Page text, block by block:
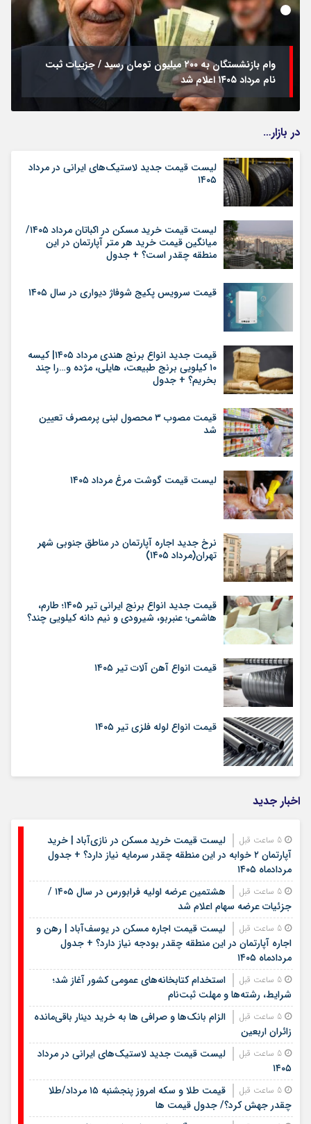
وام بازنشستگان به ۲۰۰ میلیون تومان رسید / جزییات ثبت
نام مرداد ۱۴۰۵ اعلام شد
در بازار…
لیست قیمت جدید لاستیک‌های ایرانی در مرداد
۱۴۰۵
لیست قیمت خرید مسکن در اکباتان مرداد ۱۴۰۵/
میانگین قیمت خرید هر متر آپارتمان در این
منطقه چقدر است؟ + جدول
قیمت سرویس پکیج شوفاژ دیواری در سال ۱۴۰۵
قیمت جدید انواع برنج هندی مرداد ۱۴۰۵| کیسه
۱۰ کیلویی برنج طبیعت، هایلی، مژده و…را چند
بخریم؟ + جدول
قیمت مصوب ۳ محصول لبنی پرمصرف تعیین
شد
لیست قیمت گوشت مرغ مرداد ۱۴۰۵
نرخ جدید اجاره آپارتمان در مناطق جنوبی شهر
تهران(مرداد ۱۴۰۵)
قیمت جدید انواع برنج ایرانی تیر ۱۴۰۵؛ طارم،
هاشمی؛ عنبربو، شیرودی و نیم دانه کیلویی چند؟
قیمت انواع آهن آلات تیر ۱۴۰۵
قیمت انواع لوله فلزی تیر ۱۴۰۵
اخبار جدید
لیست قیمت خرید مسکن در نازی‌آباد | خرید
آپارتمان ۲ خوابه در این منطقه چقدر سرمایه نیاز دارد؟ + جدول
مردادماه ۱۴۰۵
هشتمین عرضه اولیه فرابورس در سال ۱۴۰۵ /
جزئیات عرضه سهام اعلام شد
لیست قیمت اجاره مسکن در یوسف‌آباد | رهن و
اجاره آپارتمان در این منطقه چقدر بودجه نیاز دارد؟ + جدول
مردادماه ۱۴۰۵
استخدام کتابخانه‌های عمومی کشور آغاز شد؛
شرایط، رشته‌ها و مهلت ثبت‌نام
الزام بانک‌ها و صرافی ها به خرید دینار باقی‌مانده
زائران اربعین
لیست قیمت جدید لاستیک‌های ایرانی در مرداد
۱۴۰۵
قیمت طلا و سکه امروز پنجشنبه ۱۵ مرداد/طلا
چقدر جهش کرد؟/ جدول قیمت ها